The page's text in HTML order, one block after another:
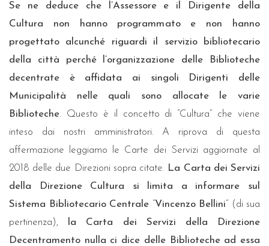
Se ne deduce che l’Assessore e il Dirigente della
Cultura non hanno programmato e non hanno
progettato alcunché riguardi il servizio bibliotecario
della città perché l’organizzazione delle Biblioteche
decentrate è affidata ai singoli Dirigenti delle
Municipalità nelle quali sono allocate le varie
Biblioteche. Questo è il concetto di “Cultura” che viene
inteso dai nostri amministratori. A riprova di questa
affermazione leggiamo le Carte dei Servizi aggiornate al
2018 delle due Direzioni sopra citate. La Carta dei Servizi
della Direzione Cultura si limita a informare sul
Sistema Bibliotecario Centrale “Vincenzo Bellini” (di sua
pertinenza),
la Carta dei Servizi della Direzione
Decentramento nulla ci dice delle Biblioteche ad essa